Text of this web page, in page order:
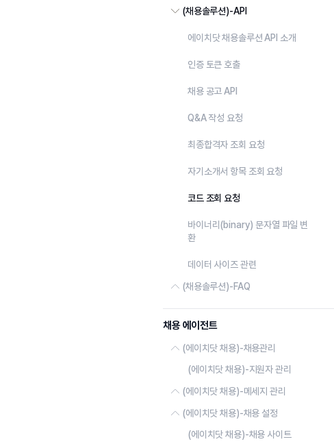
채용캠페인
통계
지원자 평가
Q&A
공지사항
(채용솔루션)-API
에이치닷 채용솔루션 API 소개
인증 토큰 호출
채용 공고 API
Q&A 작성 요청
최종합격자 조회 요청
자기소개서 항목 조회 요청
코드 조회 요청
바이너리(binary) 문자열 파일 변
환
데이터 사이즈 관련
(채용솔루션)-FAQ
환경설정
기타
역량검사
채용 에이전트
(에이치닷 채용)-채용관리
에이치닷 채용
목록
(에이치닷 채용)-지원자 관리
(에이치닷 채용)-메세지 관리
메세지 현황
(에이치닷 채용)-채용 설정
채용 코드
(에이치닷 채용)-채용 사이트